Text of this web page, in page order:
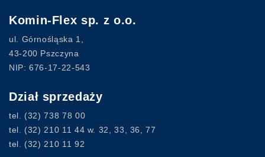
Komin-Flex sp. z o.o.
ul. Górnośląska 1,
43-200 Pszczyna
NIP: 676-17-22-543
Dział sprzedaży
tel. (32) 738 78 00
tel. (32) 210 11 44 w. 32, 33, 36, 77
tel. (32) 210 11 92